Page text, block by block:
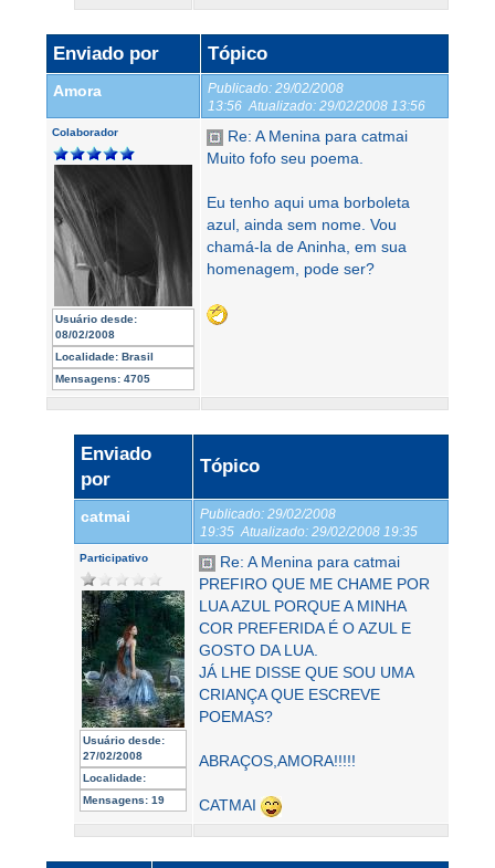
Enviado por Tópico
Amora Publicado: 29/02/2008
13:56 Atualizado: 29/02/2008 13:56
Colaborador
Usuário desde:
08/02/2008
Localidade: Brasil
Mensagens: 4705
Re: A Menina para catmai
Muito fofo seu poema.
Eu tenho aqui uma borboleta
azul, ainda sem nome. Vou
chamá-la de Aninha, em sua
homenagem, pode ser?
Enviado
por
Tópico
catmai Publicado: 29/02/2008
19:35 Atualizado: 29/02/2008 19:35
Participativo
Usuário desde:
27/02/2008
Localidade:
Mensagens: 19
Re: A Menina para catmai
PREFIRO QUE ME CHAME POR
LUA AZUL PORQUE A MINHA
COR PREFERIDA É O AZUL E
GOSTO DA LUA.
JÁ LHE DISSE QUE SOU UMA
CRIANÇA QUE ESCREVE
POEMAS?
ABRAÇOS,AMORA!!!!!
CATMAI